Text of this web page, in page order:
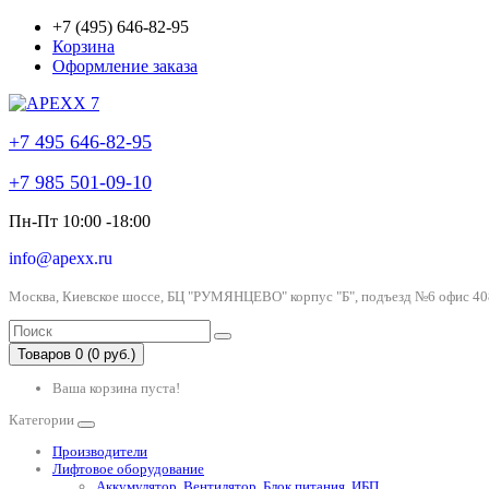
+7 (495) 646-82-95
Корзина
Оформление заказа
+7 495 646-82-95
+7 985 501-09-10
Пн-Пт 10:00 -18:00
info@apexx.ru
Москва, Киевское шоссе, БЦ "РУМЯНЦЕВО" корпус "Б", подъезд №6 офис
Товаров 0 (0 руб.)
Ваша корзина пуста!
Категории
Производители
Лифтовое оборудование